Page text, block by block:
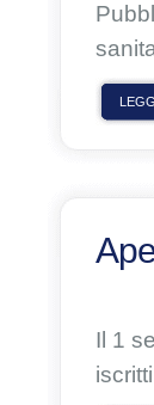
Il 1